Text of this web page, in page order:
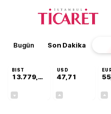
Bugün Son Dakika
BIST
13.779,39
USD
47,71